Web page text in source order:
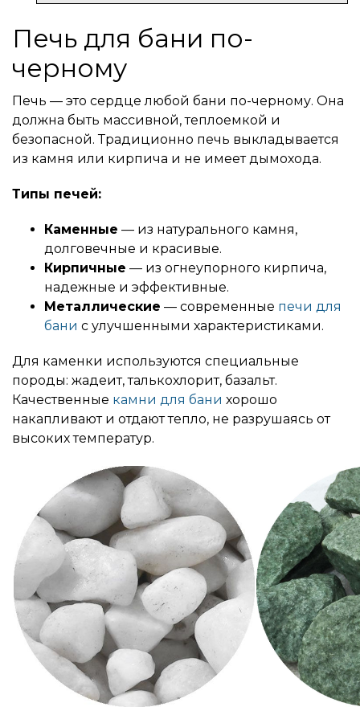
Печь для бани по-
черному
Печь — это сердце любой бани по-черному. Она
должна быть массивной, теплоемкой и
безопасной. Традиционно печь выкладывается
из камня или кирпича и не имеет дымохода.
Типы печей:
Каменные — из натурального камня,
долговечные и красивые.
Кирпичные — из огнеупорного кирпича,
надежные и эффективные.
Металлические — современные печи для
бани с улучшенными характеристиками.
Для каменки используются специальные
породы: жадеит, талькохлорит, базальт.
Качественные камни для бани хорошо
накапливают и отдают тепло, не разрушаясь от
высоких температур.